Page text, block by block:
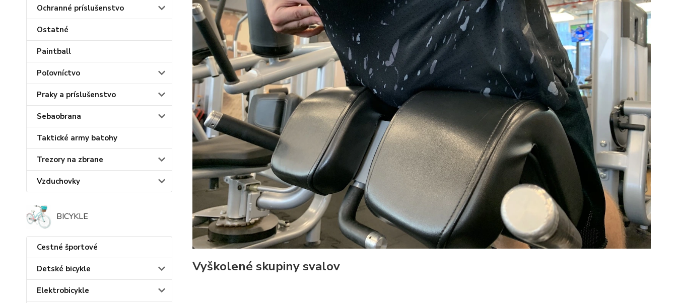
Ochranné príslušenstvo
Ostatné
Paintball
Poľovníctvo
Praky a príslušenstvo
Sebaobrana
Taktické army batohy
Trezory na zbrane
Vzduchovky
BICYKLE
Cestné športové
Detské bicykle
Elektrobicykle
Vyškolené skupiny svalov